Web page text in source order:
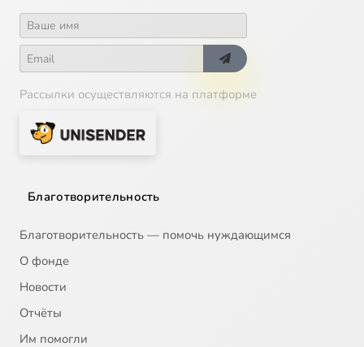
Рассылки осуществляются на платформе
Благотворительность
Благотворительность — помочь нуждающимся
О фонде
Новости
Отчёты
Им помогли